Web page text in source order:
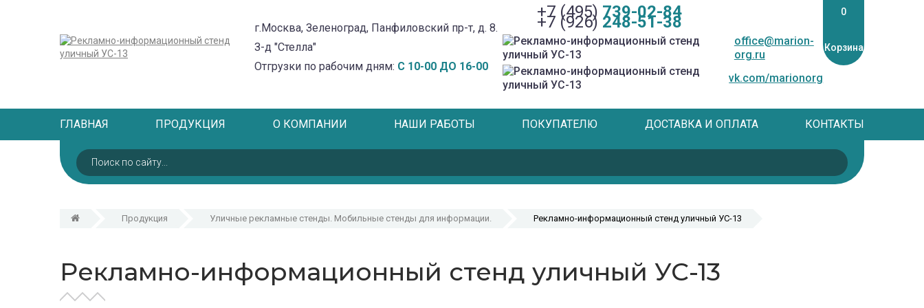
г.Москва, Зеленоград, Панфиловский пр-т, д. 8.
З-д "Стелла"
Отгрузки по рабочим дням: С 10-00 ДО 16-00
+7 (495) 739-02-84
+7 (926) 248-51-38
office@marion-
org.ru
vk.com/marionorg
0
Корзина
ГЛАВНАЯ ПРОДУКЦИЯ О КОМПАНИИ НАШИ РАБОТЫ ПОКУПАТЕЛЮ ДОСТАВКА И ОПЛАТА КОНТАКТЫ
Продукция Уличные рекламные стенды. Мобильные стенды для информации. Рекламно-информационный стенд уличный УС-13
Рекламно-информационный стенд уличный УС-13